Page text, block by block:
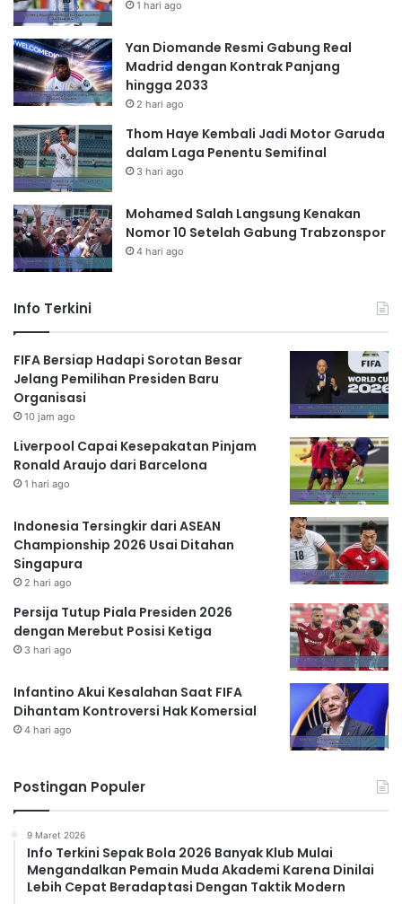
1 hari ago
Yan Diomande Resmi Gabung Real
Madrid dengan Kontrak Panjang
hingga 2033
2 hari ago
Thom Haye Kembali Jadi Motor Garuda
dalam Laga Penentu Semifinal
3 hari ago
Mohamed Salah Langsung Kenakan
Nomor 10 Setelah Gabung Trabzonspor
4 hari ago
Info Terkini
FIFA Bersiap Hadapi Sorotan Besar
Jelang Pemilihan Presiden Baru
Organisasi
10 jam ago
Liverpool Capai Kesepakatan Pinjam
Ronald Araujo dari Barcelona
1 hari ago
Indonesia Tersingkir dari ASEAN
Championship 2026 Usai Ditahan
Singapura
2 hari ago
Persija Tutup Piala Presiden 2026
dengan Merebut Posisi Ketiga
3 hari ago
Infantino Akui Kesalahan Saat FIFA
Dihantam Kontroversi Hak Komersial
4 hari ago
Postingan Populer
9 Maret 2026
Info Terkini Sepak Bola 2026 Banyak Klub Mulai
Mengandalkan Pemain Muda Akademi Karena Dinilai
Lebih Cepat Beradaptasi Dengan Taktik Modern